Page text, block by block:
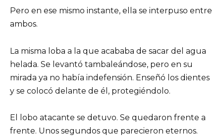
Pero en ese mismo instante, ella se interpuso entre
ambos.
La misma loba a la que acababa de sacar del agua
helada. Se levantó tambaleándose, pero en su
mirada ya no había indefensión. Enseñó los dientes
y se colocó delante de él, protegiéndolo.
El lobo atacante se detuvo. Se quedaron frente a
frente. Unos segundos que parecieron eternos.